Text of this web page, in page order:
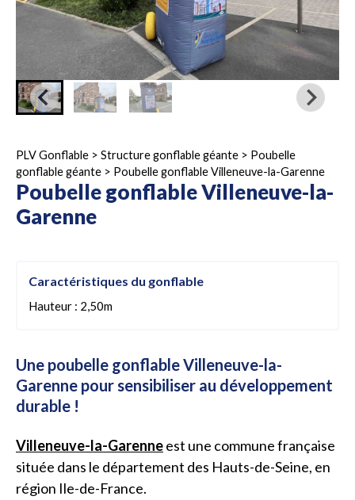
PLV Gonflable > Structure gonflable géante > Poubelle
gonflable géante > Poubelle gonflable Villeneuve-la-Garenne
Poubelle gonflable Villeneuve-la-
Garenne
Caractéristiques du gonflable
Hauteur : 2,50m
Une poubelle gonflable Villeneuve-la-
Garenne pour sensibiliser au développement
durable !
Villeneuve-la-Garenneest une commune française
située dans le département des Hauts-de-Seine, en
région Ile-de-France.